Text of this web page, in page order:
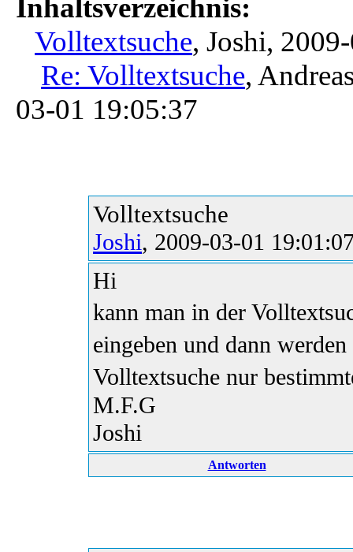
Inhaltsverzeichnis:
Volltextsuche, Joshi,
Re: Volltextsuche,
03-01 19:05:37
Volltextsuche
Joshi, 2009-03-01
Hi
kann man in der
eingeben und dann
Volltextsuche nur
M.F.G
Joshi
Antworten